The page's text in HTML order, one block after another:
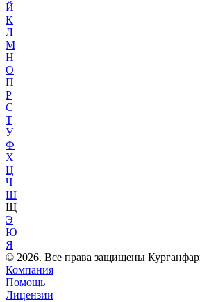
Й
К
Л
М
Н
О
П
Р
С
Т
У
Ф
Х
Ц
Ч
Ш
Щ
Э
Ю
Я
© 2026. Все права защищены
Компания
Помощь
Лицензии